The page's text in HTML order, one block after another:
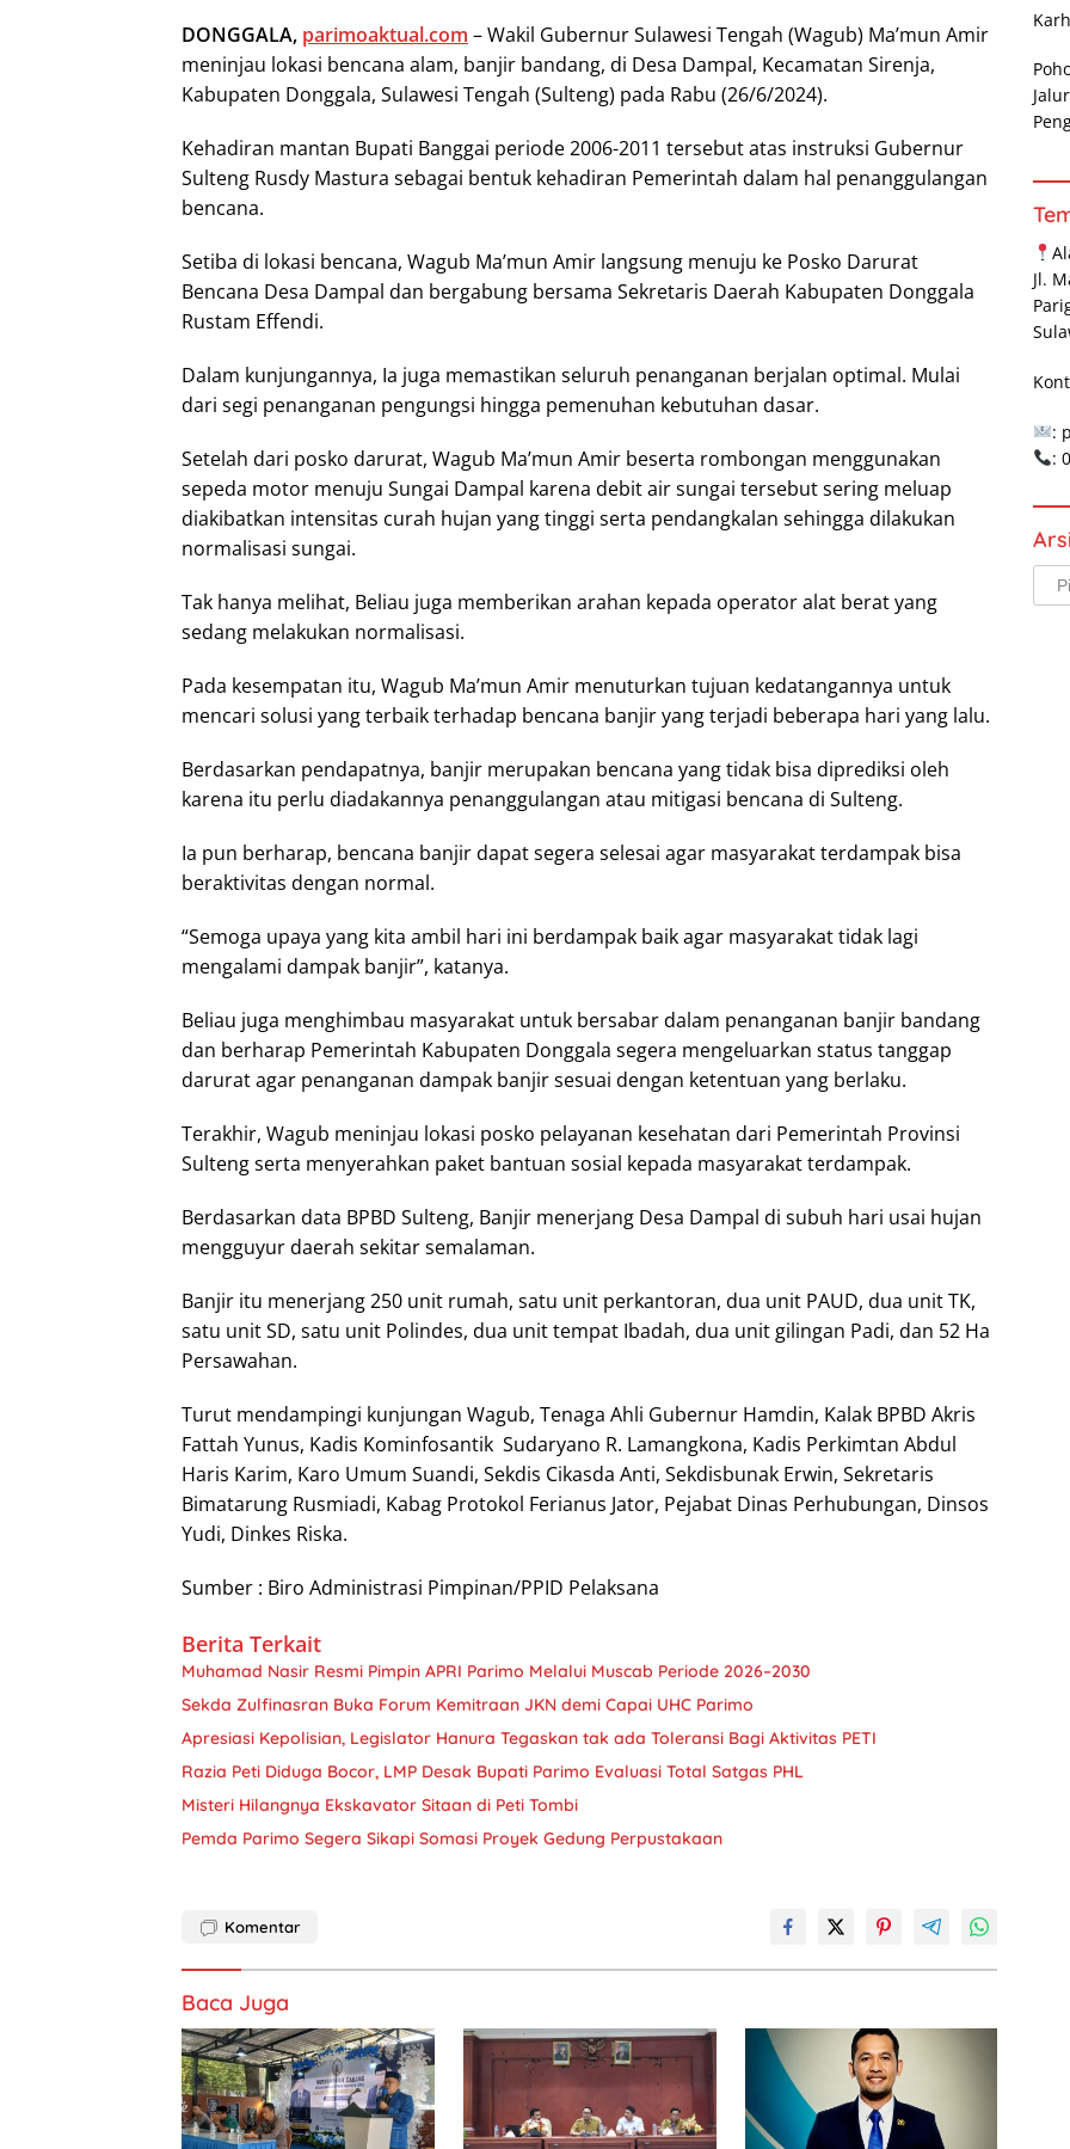
DONGGALA, parimoaktual.com – Wakil Gubernur Sulawesi Tengah (Wagub) Ma’mun Amir
meninjau lokasi bencana alam, banjir bandang, di Desa Dampal, Kecamatan Sirenja,
Kabupaten Donggala, Sulawesi Tengah (Sulteng) pada Rabu (26/6/2024).
Kehadiran mantan Bupati Banggai periode 2006-2011 tersebut atas instruksi Gubernur
Sulteng Rusdy Mastura sebagai bentuk kehadiran Pemerintah dalam hal penanggulangan
bencana.
Setiba di lokasi bencana, Wagub Ma’mun Amir langsung menuju ke Posko Darurat
Bencana Desa Dampal dan bergabung bersama Sekretaris Daerah Kabupaten Donggala
Rustam Effendi.
Dalam kunjungannya, Ia juga memastikan seluruh penanganan berjalan optimal. Mulai
dari segi penanganan pengungsi hingga pemenuhan kebutuhan dasar.
Setelah dari posko darurat, Wagub Ma’mun Amir beserta rombongan menggunakan
sepeda motor menuju Sungai Dampal karena debit air sungai tersebut sering meluap
diakibatkan intensitas curah hujan yang tinggi serta pendangkalan sehingga dilakukan
normalisasi sungai.
Tak hanya melihat, Beliau juga memberikan arahan kepada operator alat berat yang
sedang melakukan normalisasi.
Pada kesempatan itu, Wagub Ma’mun Amir menuturkan tujuan kedatangannya untuk
mencari solusi yang terbaik terhadap bencana banjir yang terjadi beberapa hari yang lalu.
Berdasarkan pendapatnya, banjir merupakan bencana yang tidak bisa diprediksi oleh
karena itu perlu diadakannya penanggulangan atau mitigasi bencana di Sulteng.
Ia pun berharap, bencana banjir dapat segera selesai agar masyarakat terdampak bisa
beraktivitas dengan normal.
“Semoga upaya yang kita ambil hari ini berdampak baik agar masyarakat tidak lagi
mengalami dampak banjir”, katanya.
Beliau juga menghimbau masyarakat untuk bersabar dalam penanganan banjir bandang
dan berharap Pemerintah Kabupaten Donggala segera mengeluarkan status tanggap
darurat agar penanganan dampak banjir sesuai dengan ketentuan yang berlaku.
Terakhir, Wagub meninjau lokasi posko pelayanan kesehatan dari Pemerintah Provinsi
Sulteng serta menyerahkan paket bantuan sosial kepada masyarakat terdampak.
Berdasarkan data BPBD Sulteng, Banjir menerjang Desa Dampal di subuh hari usai hujan
mengguyur daerah sekitar semalaman.
Banjir itu menerjang 250 unit rumah, satu unit perkantoran, dua unit PAUD, dua unit TK,
satu unit SD, satu unit Polindes, dua unit tempat Ibadah, dua unit gilingan Padi, dan 52 Ha
Persawahan.
Turut mendampingi kunjungan Wagub, Tenaga Ahli Gubernur Hamdin, Kalak BPBD Akris
Fattah Yunus, Kadis Kominfosantik Sudaryano R. Lamangkona, Kadis Perkimtan Abdul
Haris Karim, Karo Umum Suandi, Sekdis Cikasda Anti, Sekdisbunak Erwin, Sekretaris
Bimatarung Rusmiadi, Kabag Protokol Ferianus Jator, Pejabat Dinas Perhubungan, Dinsos
Yudi, Dinkes Riska.
Sumber : Biro Administrasi Pimpinan/PPID Pelaksana
Berita Terkait
Muhamad Nasir Resmi Pimpin APRI Parimo Melalui Muscab Periode 2026–2030
Sekda Zulfinasran Buka Forum Kemitraan JKN demi Capai UHC Parimo
Apresiasi Kepolisian, Legislator Hanura Tegaskan tak ada Toleransi Bagi Aktivitas PETI
Razia Peti Diduga Bocor, LMP Desak Bupati Parimo Evaluasi Total Satgas PHL
Misteri Hilangnya Ekskavator Sitaan di Peti Tombi
Pemda Parimo Segera Sikapi Somasi Proyek Gedung Perpustakaan
Komentar
Baca Juga
Jl.
:
: